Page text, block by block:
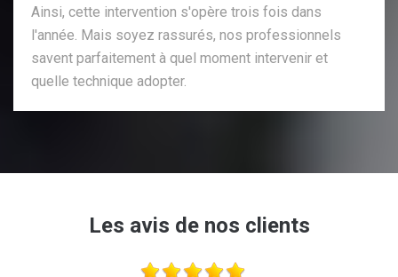
Ainsi, cette intervention s'opère trois fois dans
l'année. Mais soyez rassurés, nos professionnels
savent parfaitement à quel moment intervenir et
quelle technique adopter.
Les avis de nos clients